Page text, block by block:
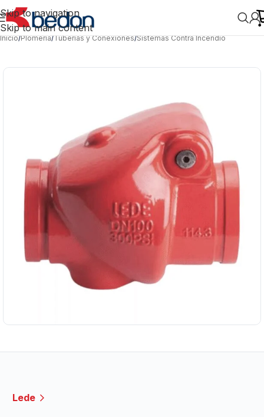
Skip to navigation
Skip to main content
Inicio/Plomería/Tuberías y Conexiones/Sistemas Contra Incendio
Lede